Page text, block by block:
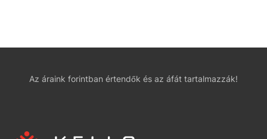
Az áraink forintban értendők és az áfát tartalmazzák!